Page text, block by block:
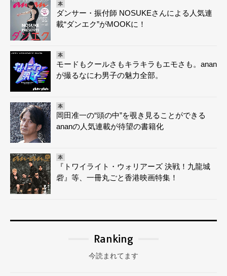
本
ダンサー・振付師 NOSUKEさんによる人気連
載“ダンエク”がMOOKに！
本
モードもクールさもキラキラもエモさも。anan
が撮るなにわ男子の魅力全部。
本
岡田准一の“頭の中”を覗き見ることができる
ananの人気連載が待望の書籍化
本
『トワイライト・ウォリアーズ 決戦！九龍城
砦』等、一冊丸ごと香港映画特集！
Ranking
今読まれてます